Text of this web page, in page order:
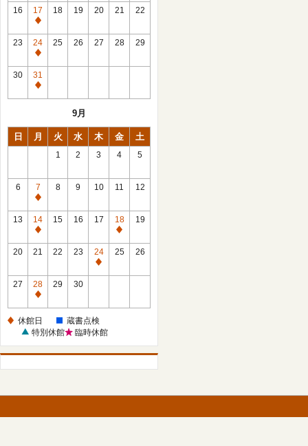
館
日
16
17
休
館
日
18 19 20 21 22
23
24
休
館
日
25 26 27 28 29
30
31
休
9月
日 月 火 水 木 金 土
1 2 3 4 5
6
7
休
館
日
8 9 10 11 12
13
14
休
館
15 16 17
18
休
館
19
20 21 22 23
24
休
25 26
27
28
休
日
29 30
休館日
蔵書点検
特別休館
臨時休館